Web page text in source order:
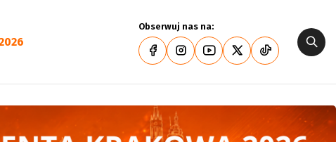
Obserwuj nas na: